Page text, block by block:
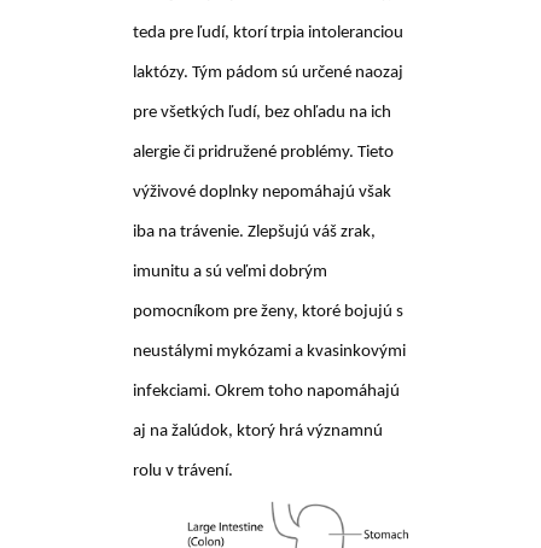
teda pre ľudí, ktorí trpia intoleranciou
laktózy. Tým pádom sú určené naozaj
pre všetkých ľudí, bez ohľadu na ich
alergie či pridružené problémy. Tieto
výživové doplnky nepomáhajú však
iba na trávenie. Zlepšujú váš zrak,
imunitu a sú veľmi dobrým
pomocníkom pre ženy, ktoré bojujú s
neustálymi mykózami a kvasinkovými
infekciami. Okrem toho napomáhajú
aj na žalúdok, ktorý hrá významnú
rolu v trávení.